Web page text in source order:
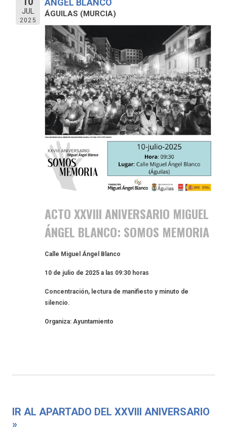
JUL
2025
ÁNGEL BLANCO
ÁGUILAS (MURCIA)
ACTO XXVIII ANIVERSARIO MIGUEL
ÁNGEL BLANCO: SOMOS MEMORIA
Calle Miguel Ángel Blanco
10 de julio de 2025 a las 09:30 horas
Concentración, lectura de manifiesto y minuto de
silencio.
Organiza: Ayuntamiento
IR AL APARTADO DEL XXVIII ANIVERSARIO
»